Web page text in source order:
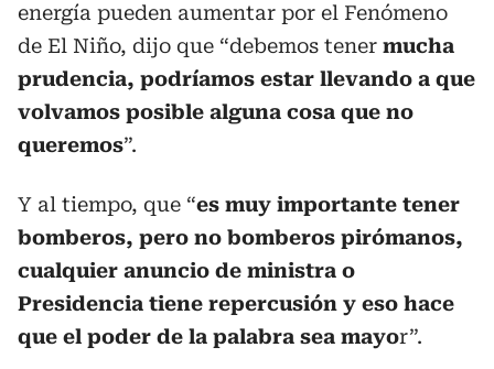
energía pueden aumentar por el Fenómeno
de El Niño, dijo que “debemos tener mucha
prudencia, podríamos estar llevando a que
volvamos posible alguna cosa que no
queremos”.
Y al tiempo, que “es muy importante tener
bomberos, pero no bomberos pirómanos,
cualquier anuncio de ministra o
Presidencia tiene repercusión y eso hace
que el poder de la palabra sea mayor”.